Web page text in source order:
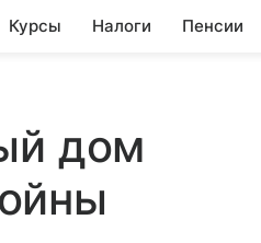
Курсы Налоги Пенсии
дом